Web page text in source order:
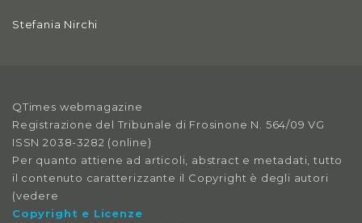
Stefania Nirchi
QTimes webmagazine
Registrazione del Tribunale di Frosinone N. 564/09 VG
ISSN 2038-3282 (online)
Per quanto attiene ad articoli, abstract e metadati, tutto
il contenuto caratterizzante il Copyright è degli autori
(vedere
Copyright e Licenze